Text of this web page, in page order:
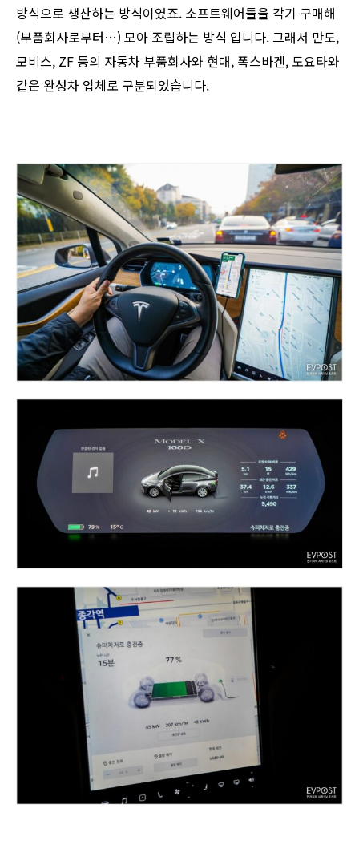
방식으로 생산하는 방식이였죠. 소프트웨어들을 각기 구매해
(부품회사로부터…) 모아 조립하는 방식 입니다. 그래서 만도,
모비스, ZF 등의 자동차 부품회사와 현대, 폭스바겐, 도요타와
같은 완성차 업체로 구분되었습니다.